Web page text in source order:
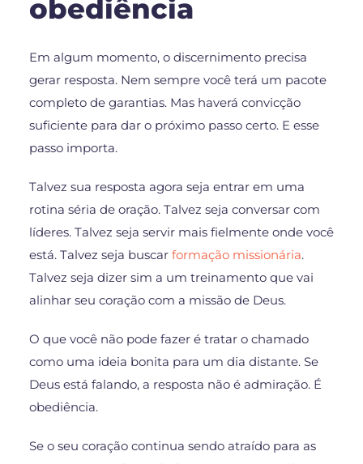
obediência
Em algum momento, o discernimento precisa
gerar resposta. Nem sempre você terá um pacote
completo de garantias. Mas haverá convicção
suficiente para dar o próximo passo certo. E esse
passo importa.
Talvez sua resposta agora seja entrar em uma
rotina séria de oração. Talvez seja conversar com
líderes. Talvez seja servir mais fielmente onde você
está. Talvez seja buscar formação missionária.
Talvez seja dizer sim a um treinamento que vai
alinhar seu coração com a missão de Deus.
O que você não pode fazer é tratar o chamado
como uma ideia bonita para um dia distante. Se
Deus está falando, a resposta não é admiração. É
obediência.
Se o seu coração continua sendo atraído para as